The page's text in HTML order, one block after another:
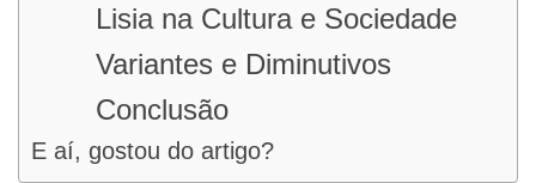
Lisia na Cultura e Sociedade
Variantes e Diminutivos
Conclusão
E aí, gostou do artigo?